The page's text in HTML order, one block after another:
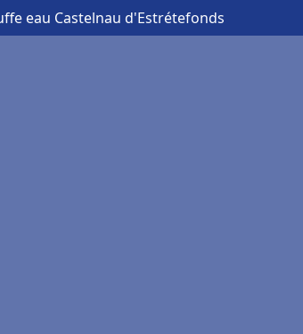
eau Castelnau d'Estrétefonds